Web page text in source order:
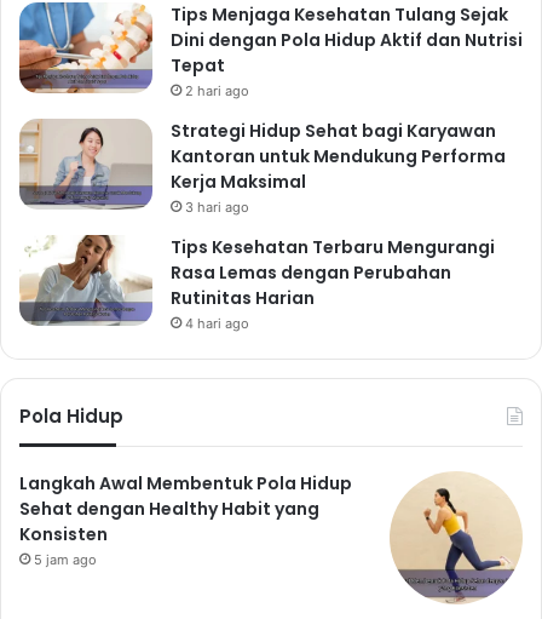
Tips Menjaga Kesehatan Tulang Sejak
Dini dengan Pola Hidup Aktif dan Nutrisi
Tepat
2 hari ago
Strategi Hidup Sehat bagi Karyawan
Kantoran untuk Mendukung Performa
Kerja Maksimal
3 hari ago
Tips Kesehatan Terbaru Mengurangi
Rasa Lemas dengan Perubahan
Rutinitas Harian
4 hari ago
Pola Hidup
Langkah Awal Membentuk Pola Hidup
Sehat dengan Healthy Habit yang
Konsisten
5 jam ago